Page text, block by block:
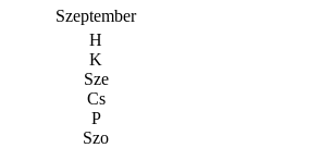
Szeptember
H
K
Sze
Cs
P
Szo